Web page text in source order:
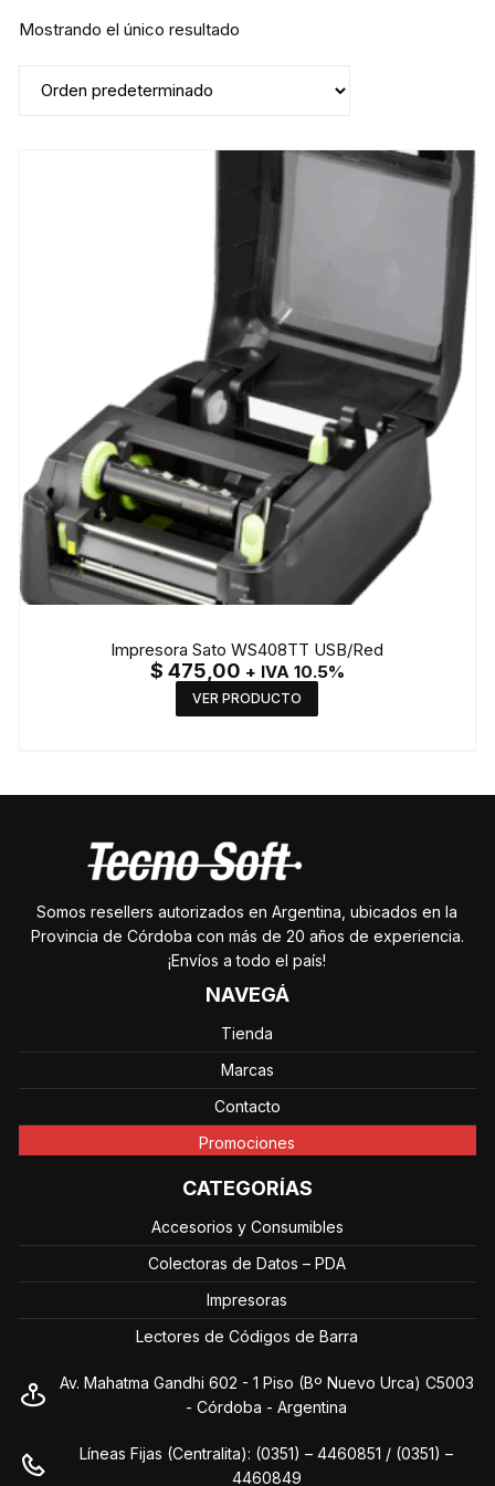
Mostrando el único resultado
Impresora Sato WS408TT USB/Red
$ 475,00 + IVA 10.5%
VER PRODUCTO
Somos resellers autorizados en Argentina, ubicados en la
Provincia de Córdoba con más de 20 años de experiencia.
¡Envíos a todo el país!
NAVEGÁ
Tienda
Marcas
Contacto
Promociones
CATEGORÍAS
Accesorios y Consumibles
Colectoras de Datos – PDA
Impresoras
Lectores de Códigos de Barra
Av. Mahatma Gandhi 602 - 1 Piso (Bº Nuevo Urca) C5003
- Córdoba - Argentina
Líneas Fijas (Centralita): (0351) – 4460851 / (0351) –
4460849